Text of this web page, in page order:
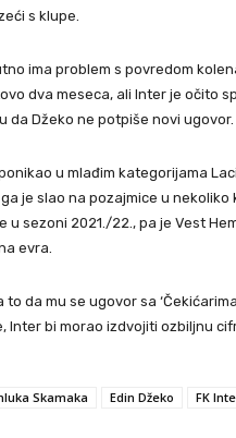
s klupe.
ima problem s povredom
dva meseca, ali Inter je očito
da Džeko ne potpiše novi ugovor.
u mlađim kategorijama
je slao na pozajmice u nekoliko
u sezoni 2021./22., pa je Vest
evra.
to da mu se ugovor sa
Inter bi morao izdvojiti ozbiljnu
Skamaka Edin Džeko FK